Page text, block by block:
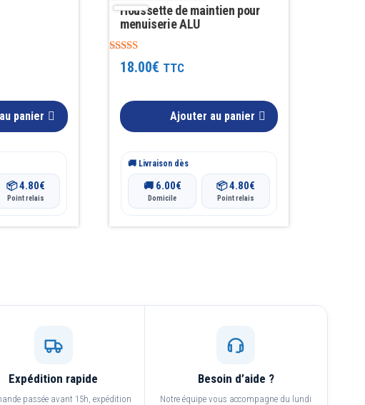
panier
📦4.80€
Point relais
Houssette de maintien pour
menuiserie ALU
Note
4.75
18.00€ TTC
Ajouter au panier
🚚 Livraison dès
🚚 6.00€
Domicile
📦4.80€
Point relais
Expédition rapide
passée avant 15h, expédition
Besoin d’aide ?
Notre équipe vous accompagne du lundi